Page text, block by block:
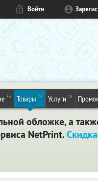
Войти
33 Товары 28 Услуги 18
обложке, а
NetPrint.